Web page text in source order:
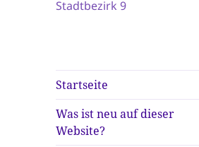
Stadtbezirk 9
Startseite
Was ist neu auf dieser
Website?